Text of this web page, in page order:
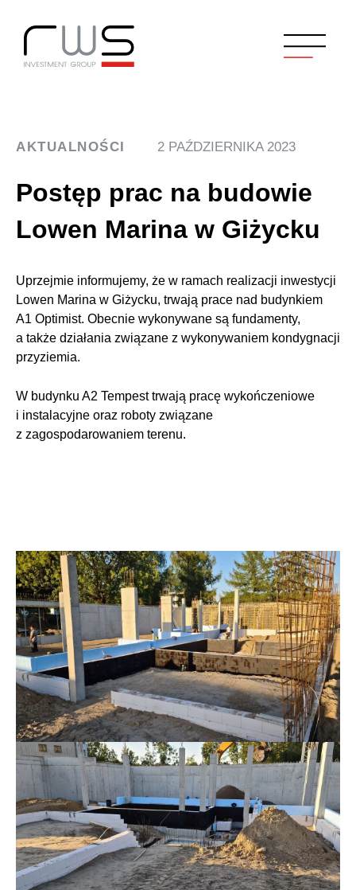
AKTUALNOŚCI 2 PAŹDZIERNIKA 2023
Postęp prac na budowie
Lowen Marina w Giżycku
Uprzejmie informujemy, że w ramach realizacji inwestycji
Lowen Marina w Giżycku, trwają prace nad budynkiem
A1 Optimist. Obecnie wykonywane są fundamenty,
a także działania związane z wykonywaniem kondygnacji
przyziemia.
W budynku A2 Tempest trwają pracę wykończeniowe
i instalacyjne oraz roboty związane
z zagospodarowaniem terenu.